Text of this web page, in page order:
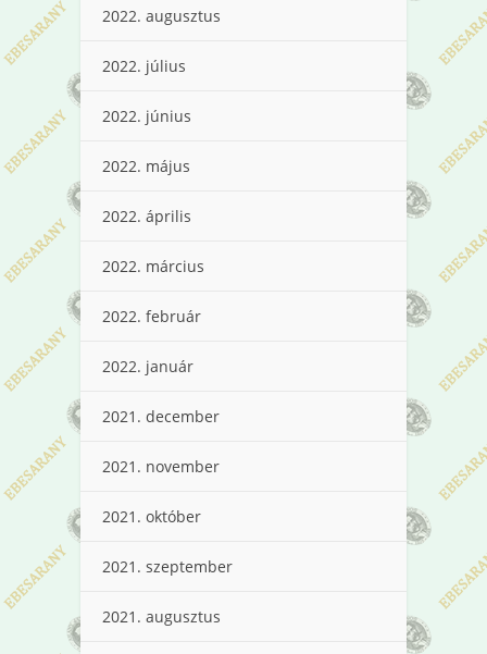
2022. augusztus
2022. július
2022. június
2022. május
2022. április
2022. március
2022. február
2022. január
2021. december
2021. november
2021. október
2021. szeptember
2021. augusztus